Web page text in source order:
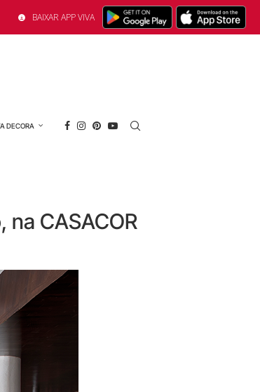
BAIXAR APP VIVA
DECORA
na CASACOR